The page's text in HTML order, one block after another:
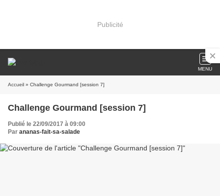
Publicité
MENU
Accueil » Challenge Gourmand [session 7]
Challenge Gourmand [session 7]
Publié le 22/09/2017 à 09:00
Par ananas-fait-sa-salade